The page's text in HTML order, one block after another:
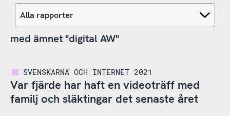
med ämnet "digital AW"
SVENSKARNA OCH INTERNET 2021
Var fjärde har haft en videoträff med
familj och släktingar det senaste året